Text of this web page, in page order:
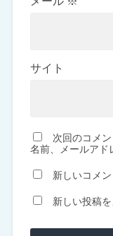
サイト
次回のコメ
名前、メールアド
新しいコメ
新しい投稿